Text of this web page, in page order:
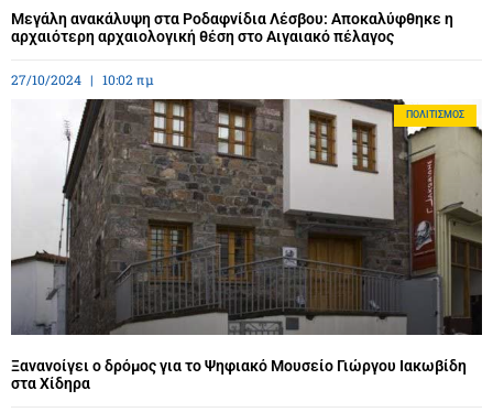
Μεγάλη ανακάλυψη στα Ροδαφνίδια Λέσβου: Αποκαλύφθηκε η
αρχαιότερη αρχαιολογική θέση στο Αιγαιακό πέλαγος
27/10/2024 10:02 πμ
ΠΟΛΙΤΙΣΜΌΣ
Ξανανοίγει ο δρόμος για το Ψηφιακό Μουσείο Γιώργου Ιακωβίδη
στα Χίδηρα